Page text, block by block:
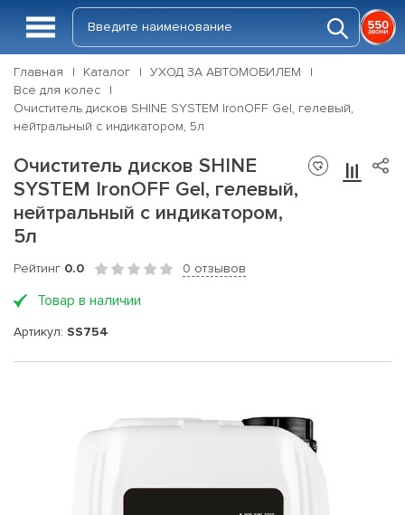
Главная Каталог
УХОД ЗА АВТОМОБИЛЕМ
Все для колес
Очиститель дисков SHINE SYSTEM IronOFF Gel, гелевый,
нейтральный с индикатором, 5л
Очиститель дисков SHINE
SYSTEM IronOFF Gel, гелевый,
нейтральный с индикатором,
5л
Рейтинг 0.0 0 отзывов
Товар в наличии
Артикул: SS754